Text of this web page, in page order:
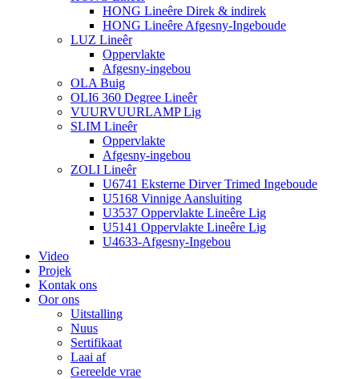
HONG Lineêre Direk & indirek
HONG Lineêre Afgesny-Ingeboude
LUZ Lineêr
Oppervlakte
Afgesny-ingebou
OLA Buig
OLI6 360 Degree Lineêr
VUURVUURLAMP Lig
SLIM Lineêr
Oppervlakte
Afgesny-ingebou
ZOLI Lineêr
U6741 Eksterne Dirver Trimed Ingeboude
U5168 Vinnige Aansluiting
U3537 Oppervlakte Lineêre Lig
U5141 Oppervlakte Lineêre Lig
U4633-Afgesny-Ingebou
Video
Projek
Kontak ons
Oor ons
Uitstalling
Nuus
Sertifikaat
Laai af
Gereelde vrae